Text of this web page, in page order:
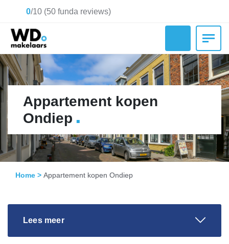
0/10 (50 funda reviews)
Appartement kopen
Ondiep .
Home > Appartement kopen Ondiep
Lees meer